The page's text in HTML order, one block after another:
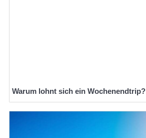
Warum lohnt sich ein Wochenendtrip?